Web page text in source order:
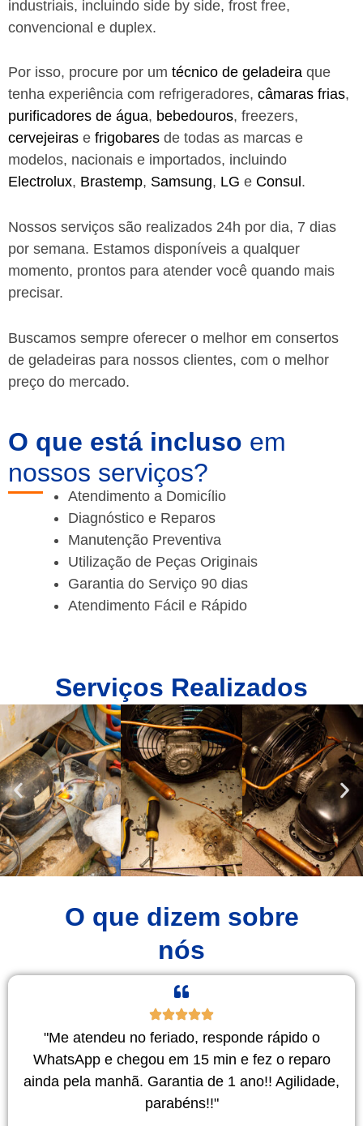
industriais, incluindo side by side, frost free,
convencional e duplex.
Por isso, procure por um técnico de geladeira que
tenha experiência com refrigeradores, câmaras frias,
purificadores de água, bebedouros, freezers,
cervejeiras e frigobares de todas as marcas e
modelos, nacionais e importados, incluindo
Electrolux, Brastemp, Samsung, LG e Consul .
Nossos serviços são realizados 24h por dia, 7 dias
por semana. Estamos disponíveis a qualquer
momento, prontos para atender você quando mais
precisar.
Buscamos sempre oferecer o melhor em consertos
de geladeiras para nossos clientes, com o melhor
preço do mercado.
O que está incluso em
nossos serviços?
Atendimento a Domicílio
Diagnóstico e Reparos
Manutenção Preventiva
Utilização de Peças Originais
Garantia do Serviço 90 dias
Atendimento Fácil e Rápido
Serviços Realizados
O que dizem sobre
nós
"Me atendeu no feriado, responde rápido o
WhatsApp e chegou em 15 min e fez o reparo
ainda pela manhã. Garantia de 1 ano!! Agilidade,
parabéns!!"